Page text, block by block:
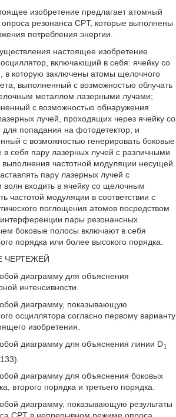
изобретение предлагает атомный
резонанса CPT, которые выполнены
потребления энергии.
настоящее изобретение
включающий в себя: ячейку со
которую заключены атомы щелочного
выполненный с возможностью облучать
металлом лазерными лучами;
с возможностью обнаружения
лучей, проходящих через ячейку со
попадания на фотодетектор; и
с возможностью генерировать боковые
себя пару лазерных лучей с различными
частотной модуляции несущей
пару лазерных лучей с
входить в ячейку со щелочным
частотой модуляции в соответствии с
поглощения атомов посредством
пары резонансных
боковые полосы включают в себя
порядка или более высокого порядка.
ЧЕРТЕЖЕЙ
диаграмму для объяснения
интенсивности.
диаграмму, показывающую
осциллятора согласно первому варианту
изобретения.
диаграмму для объяснения линии D1
диаграмму для объяснения боковых
второго порядка и третьего порядка.
диаграмму, показывающую результаты